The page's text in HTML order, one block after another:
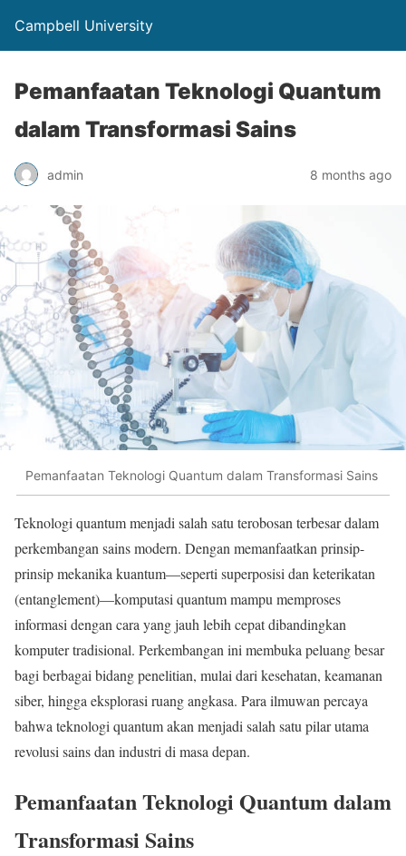
Campbell University
Pemanfaatan Teknologi Quantum
dalam Transformasi Sains
admin 8 months ago
Pemanfaatan Teknologi Quantum dalam Transformasi Sains
Teknologi quantum menjadi salah satu terobosan terbesar dalam
perkembangan sains modern. Dengan memanfaatkan prinsip-
prinsip mekanika kuantum—seperti superposisi dan keterikatan
(entanglement)—komputasi quantum mampu memproses
informasi dengan cara yang jauh lebih cepat dibandingkan
komputer tradisional. Perkembangan ini membuka peluang besar
bagi berbagai bidang penelitian, mulai dari kesehatan, keamanan
siber, hingga eksplorasi ruang angkasa. Para ilmuwan percaya
bahwa teknologi quantum akan menjadi salah satu pilar utama
revolusi sains dan industri di masa depan.
Pemanfaatan Teknologi Quantum dalam
Transformasi Sains